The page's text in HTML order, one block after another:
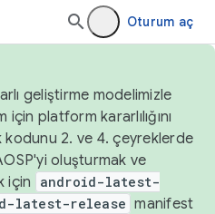
Oturum aç
geliştirme modelimizle
platform kararlılığını
kodunu 2. ve 4. çeyreklerde
oluşturmak ve
için
android-latest-
latest-release manifest